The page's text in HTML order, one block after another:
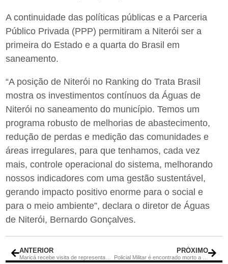
A continuidade das políticas públicas e a Parceria
Público Privada (PPP) permitiram a Niterói ser a
primeira do Estado e a quarta do Brasil em
saneamento.
“A posição de Niterói no Ranking do Trata Brasil
mostra os investimentos contínuos da Águas de
Niterói no saneamento do município. Temos um
programa robusto de melhorias de abastecimento,
redução de perdas e medição das comunidades e
áreas irregulares, para que tenhamos, cada vez
mais, controle operacional do sistema, melhorando
nossos indicadores com uma gestão sustentável,
gerando impacto positivo enorme para o social e
para o meio ambiente”, declara o diretor de Águas
de Niterói, Bernardo Gonçalves.
ANTERIOR
Maricá recebe visita de representantes da Guarda Municipal de Macaé
PRÓXIMO